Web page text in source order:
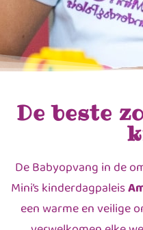
De beste
De Babyopvang in de
Mini’s kinderdagpaleis
een warme en veilige